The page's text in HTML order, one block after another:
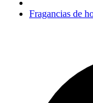
Fragancias de